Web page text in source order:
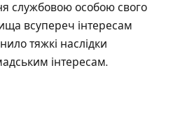
службовою особою свого
всупереч інтересам
тяжкі наслідки
інтересам.